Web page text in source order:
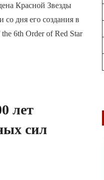
Красной Звезды
дня его создания в
6th Order of Red Star
лет
сил